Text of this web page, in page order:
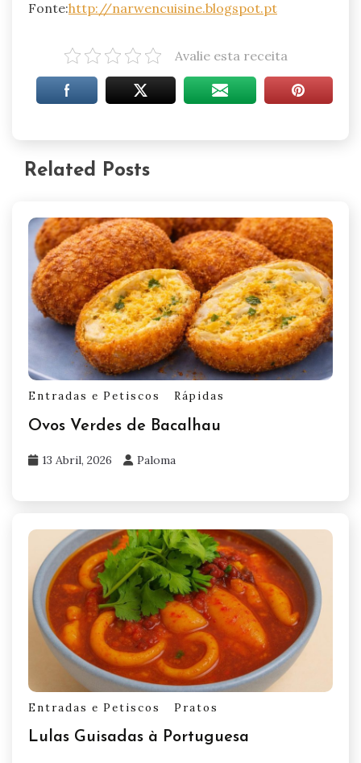
Fonte:http://narwencuisine.blogspot.pt
Avalie esta receita
Related Posts
Entradas e Petiscos Rápidas
Ovos Verdes de Bacalhau
13 Abril, 2026 Paloma
Entradas e Petiscos Pratos
Lulas Guisadas à Portuguesa